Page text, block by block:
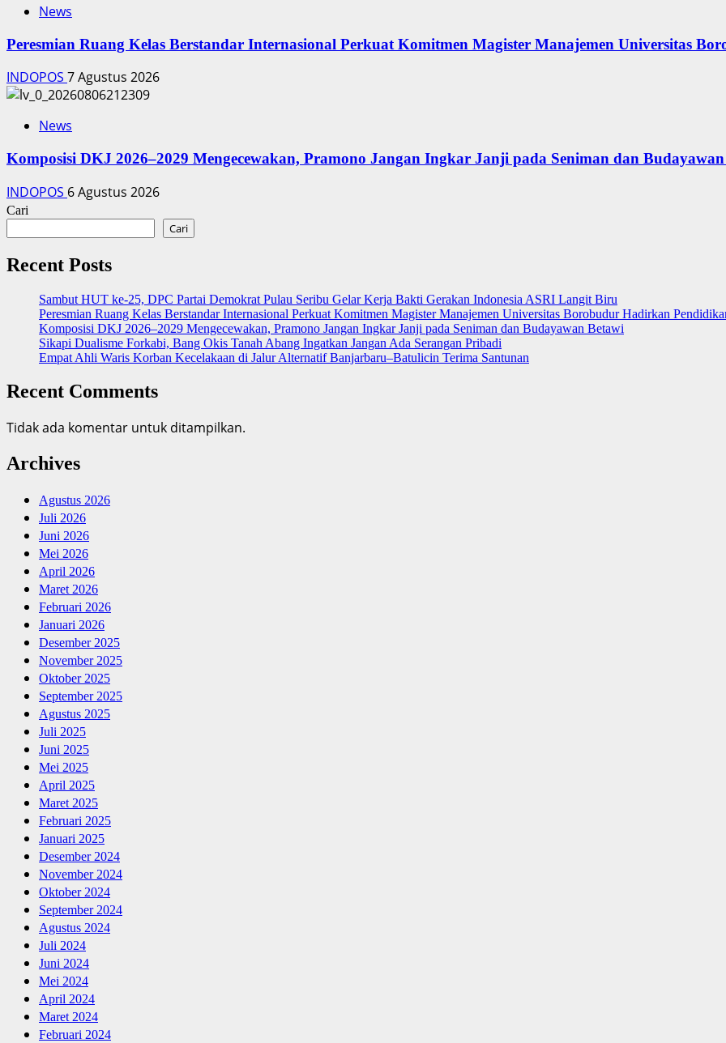
News
Peresmian Ruang Kelas Berstandar Internasional Perkuat Komitmen Magister Manajemen Universitas
INDOPOS 7 Agustus 2026
News
Komposisi DKJ 2026–2029 Mengecewakan, Pramono Jangan Ingkar Janji pada Seniman dan
INDOPOS 6 Agustus 2026
Cari
Cari
Recent Posts
‎Sambut HUT ke-25, DPC Partai Demokrat Pulau Seribu Gelar Kerja Bakti Gerakan Indonesia ASRI Langit Biru
Peresmian Ruang Kelas Berstandar Internasional Perkuat Komitmen Magister Manajemen Universitas Borobudur Hadirkan
Komposisi DKJ 2026–2029 Mengecewakan, Pramono Jangan Ingkar Janji pada Seniman dan Budayawan Betawi
Sikapi Dualisme Forkabi, Bang Okis Tanah Abang Ingatkan Jangan Ada Serangan Pribadi
Empat Ahli Waris Korban Kecelakaan di Jalur Alternatif Banjarbaru–Batulicin Terima Santunan
Recent Comments
Tidak ada komentar untuk ditampilkan.
Archives
Agustus 2026
Juli 2026
Juni 2026
Mei 2026
April 2026
Maret 2026
Februari 2026
Januari 2026
Desember 2025
November 2025
Oktober 2025
September 2025
Agustus 2025
Juli 2025
Juni 2025
Mei 2025
April 2025
Maret 2025
Februari 2025
Januari 2025
Desember 2024
November 2024
Oktober 2024
September 2024
Agustus 2024
Juli 2024
Juni 2024
Mei 2024
April 2024
Maret 2024
Februari 2024